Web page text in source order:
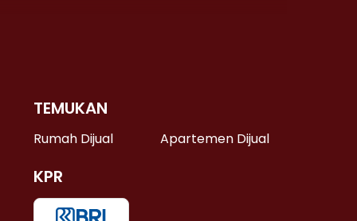
TEMUKAN
Rumah Dijual Apartemen Dijual
KPR